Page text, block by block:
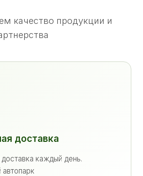
качество продукции и
доставка
каждый день.